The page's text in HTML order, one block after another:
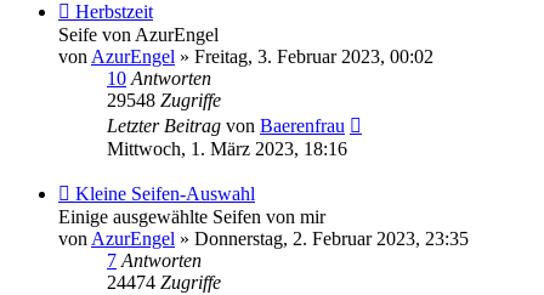
Herbstzeit
Seife von AzurEngel
von AzurEngel » Freitag, 3. Februar 2023, 00:02
10 Antworten
29548 Zugriffe
Letzter Beitrag von Baerenfrau
Mittwoch, 1. März 2023, 18:16
Kleine Seifen-Auswahl
Einige ausgewählte Seifen von mir
von AzurEngel » Donnerstag, 2. Februar 2023, 23:35
7 Antworten
24474 Zugriffe